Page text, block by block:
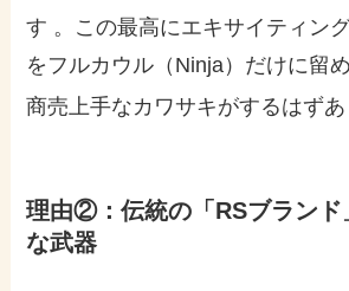
す 。この最高にエキサイティン
をフルカウル（Ninja）だけに留
商売上手なカワサキがするはず
理由②：伝統の「RSブランド
な武器